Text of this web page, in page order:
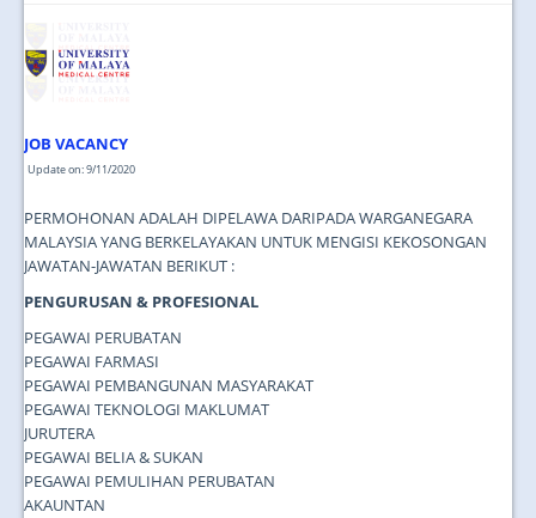
JOB VACANCY
Update on: 9/11/2020
PERMOHONAN ADALAH DIPELAWA DARIPADA WARGANEGARA
MALAYSIA YANG BERKELAYAKAN UNTUK MENGISI KEKOSONGAN
JAWATAN-JAWATAN BERIKUT :
PENGURUSAN & PROFESIONAL
PEGAWAI PERUBATAN
PEGAWAI FARMASI
PEGAWAI PEMBANGUNAN MASYARAKAT
PEGAWAI TEKNOLOGI MAKLUMAT
JURUTERA
PEGAWAI BELIA & SUKAN
PEGAWAI PEMULIHAN PERUBATAN
AKAUNTAN